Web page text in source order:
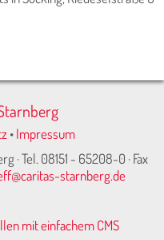
•Impressum
· Tel. 08151 - 65208-0 · Fax
starnberg.de
mit einfachem CMS